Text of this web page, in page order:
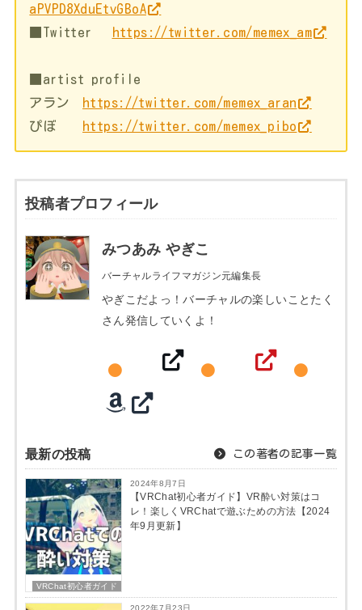
aPVPD8XduEtvGBoA
■Twitter https://twitter.com/memex_am
■artist profile
アラン https://twitter.com/memex_aran
ぴぼ https://twitter.com/memex_pibo
投稿者プロフィール
みつあみ やぎこ
バーチャルライフマガジン元編集長
やぎこだよっ！バーチャルの楽しいことたく
さん発信していくよ！
最新の投稿 この著者の記事一覧
VRChat初心者ガイド
2024年8月7日
【VRChat初心者ガイド】VR酔い対策はコ
レ！楽しくVRChatで遊ぶための方法【2024
年9月更新】
2022年7月23日